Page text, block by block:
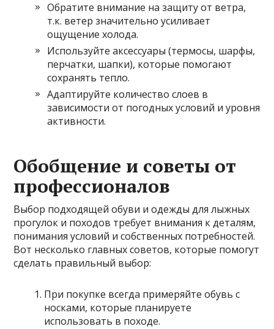
Обратите внимание на защиту от ветра,
т.к. ветер значительно усиливает
ощущение холода.
Используйте аксессуары (термосы, шарфы,
перчатки, шапки), которые помогают
сохранять тепло.
Адаптируйте количество слоев в
зависимости от погодных условий и уровня
активности.
Обобщение и советы от
профессионалов
Выбор подходящей обуви и одежды для лыжных
прогулок и походов требует внимания к деталям,
понимания условий и собственных потребностей.
Вот несколько главных советов, которые помогут
сделать правильный выбор:
При покупке всегда примеряйте обувь с
носками, которые планируете
использовать в походе.